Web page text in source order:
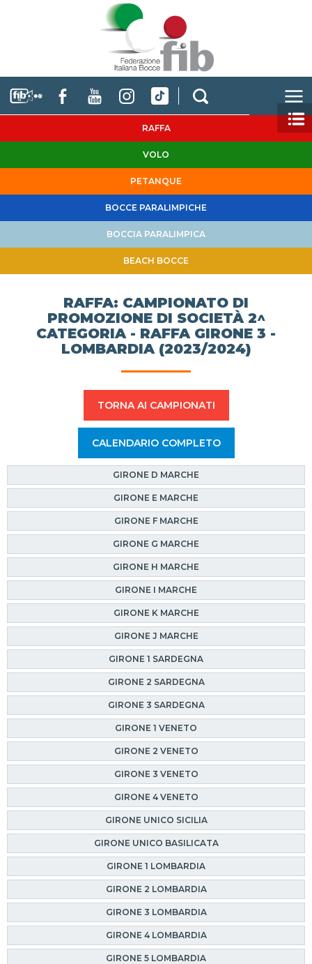
RAFFA
VOLO
PETANQUE
BOCCE PARALIMPICHE
BOCCIA PARALIMPICA
BEACH BOCCE
RAFFA: CAMPIONATO DI
PROMOZIONE DI SOCIETÀ 2^
CATEGORIA - RAFFA GIRONE 3 -
LOMBARDIA (2023/2024)
TORNA AI CAMPIONATI
CALENDARIO COMPLETO
GIRONE D MARCHE
GIRONE E MARCHE
GIRONE F MARCHE
GIRONE G MARCHE
GIRONE H MARCHE
GIRONE I MARCHE
GIRONE K MARCHE
GIRONE J MARCHE
GIRONE 1 SARDEGNA
GIRONE 2 SARDEGNA
GIRONE 3 SARDEGNA
GIRONE 1 VENETO
GIRONE 2 VENETO
GIRONE 3 VENETO
GIRONE 4 VENETO
GIRONE UNICO SICILIA
GIRONE UNICO BASILICATA
GIRONE 1 LOMBARDIA
GIRONE 2 LOMBARDIA
GIRONE 3 LOMBARDIA
GIRONE 4 LOMBARDIA
GIRONE 5 LOMBARDIA